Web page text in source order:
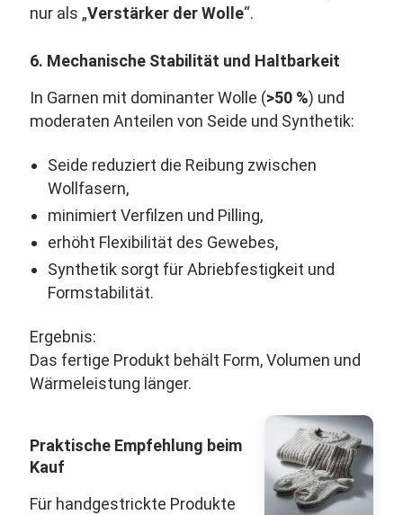
nur als „Verstärker der Wolle“.
6. Mechanische Stabilität und Haltbarkeit
In Garnen mit dominanter Wolle (>50 %) und
moderaten Anteilen von Seide und Synthetik:
Seide reduziert die Reibung zwischen
Wollfasern,
minimiert Verfilzen und Pilling,
erhöht Flexibilität des Gewebes,
Synthetik sorgt für Abriebfestigkeit und
Formstabilität.
Ergebnis:
Das fertige Produkt behält Form, Volumen und
Wärmeleistung länger.
Praktische Empfehlung beim
Kauf
Für handgestrickte Produkte